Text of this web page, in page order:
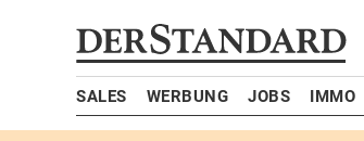
SALES WERBUNG JOBS IMMO